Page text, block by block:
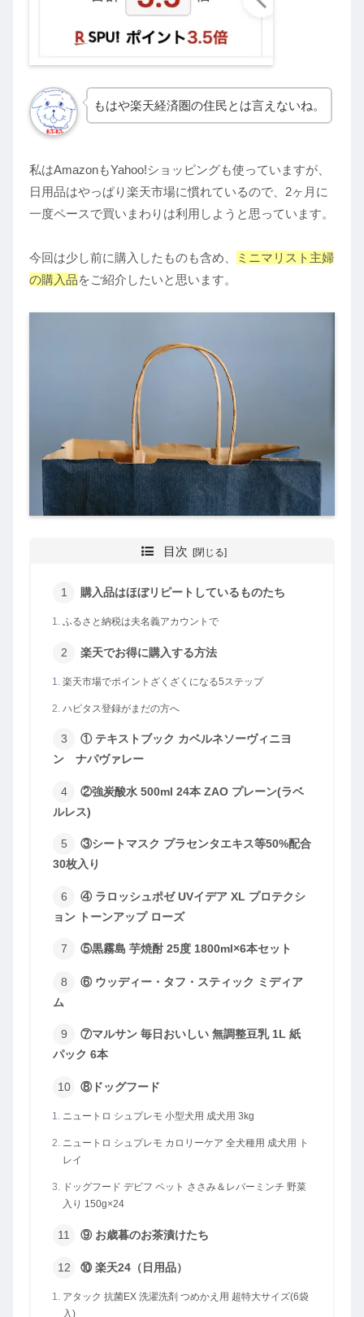
もはや楽天経済圏の住民とは言えないね。
私はAmazonもYahoo!ショッピングも使っていますが、
日用品はやっぱり楽天市場に慣れているので、2ヶ月に
一度ペースで買いまわりは利用しようと思っています。
今回は少し前に購入したものも含め、
ミニマリスト主婦
の購入品をご紹介したいと思います。
目次
購入品はほぼリピートしているものたち
ふるさと納税は夫名義アカウントで
楽天でお得に購入する方法
楽天市場でポイントざくざくになる5ステップ
ハピタス登録がまだの方へ
① テキストブック カベルネソーヴィニヨ
ン ナパヴァレー
②強炭酸水 500ml 24本 ZAO プレーン(ラベ
ルレス)
③シートマスク プラセンタエキス等50%配合
30枚入り
④ ラロッシュポゼ UVイデア XL プロテクシ
ョン トーンアップ ローズ
⑤黒霧島 芋焼酎 25度 1800ml×6本セット
⑥ ウッディー・タフ・スティック ミディア
ム
⑦マルサン 毎日おいしい 無調整豆乳 1L 紙
パック 6本
⑧ドッグフード
ニュートロ シュプレモ 小型犬用 成犬用 3kg
ニュートロ シュプレモ カロリーケア 全犬種用 成犬用 ト
レイ
ドッグフード デビフ ペット ささみ＆レバーミンチ 野菜
入り 150g×24
⑨ お歳暮のお茶漬けたち
⑩ 楽天24（日用品）
アタック 抗菌EX 洗濯洗剤 つめかえ用 超特大サイズ(6袋
入)